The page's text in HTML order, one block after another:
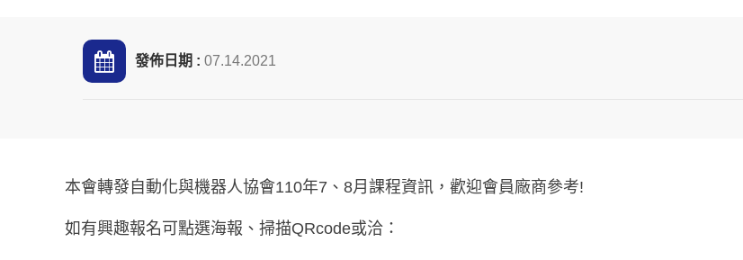
發佈日期 : 07.14.2021
本會轉發自動化與機器人協會110年7、8月課程資訊，歡迎會員廠商參考!
如有興趣報名可點選海報、掃描QRcode或洽：